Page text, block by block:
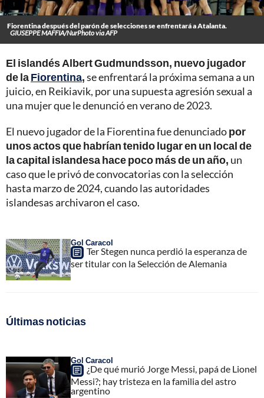
Fiorentina después del parón de selecciones se enfrentará a Atalanta.
GIUSEPPE MAFFIA/NurPhoto via AFP
El islandés Albert Gudmundsson, nuevo jugador
de laFiorentina,se enfrentará la próxima semana a un
juicio, en Reikiavik, por una supuesta agresión sexual a
una mujer que le denunció en verano de 2023.
El nuevo jugador de la Fiorentina fue denunciadopor
unos actos que habrían tenido lugar en un local de
la capital islandesa hace poco más de un año, un
caso que le privó de convocatorias con la selección
hasta marzo de 2024, cuando las autoridades
islandesas archivaron el caso.
Gol Caracol
Ter Stegen nunca perdió la esperanza de
ser titular con la Selección de Alemania
Últimas noticias
Gol Caracol
¿De qué murió Jorge Messi, papá de Lionel
Messi?; hay tristeza en la familia del astro
argentino